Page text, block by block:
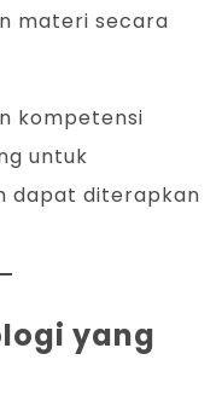
materi secara
kompetensi
untuk
dapat diterapkan
yang